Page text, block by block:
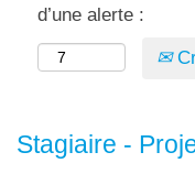
d’une alerte :
Stagiaire -